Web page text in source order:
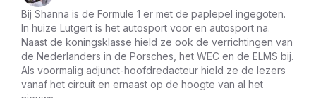
Bij Shanna is de Formule 1 er met de paplepel ingegoten.
In huize Lutgert is het autosport voor en autosport na.
Naast de koningsklasse hield ze ook de verrichtingen van
de Nederlanders in de Porsches, het WEC en de ELMS bij.
Als voormalig adjunct-hoofdredacteur hield ze de lezers
vanaf het circuit en ernaast op de hoogte van al het